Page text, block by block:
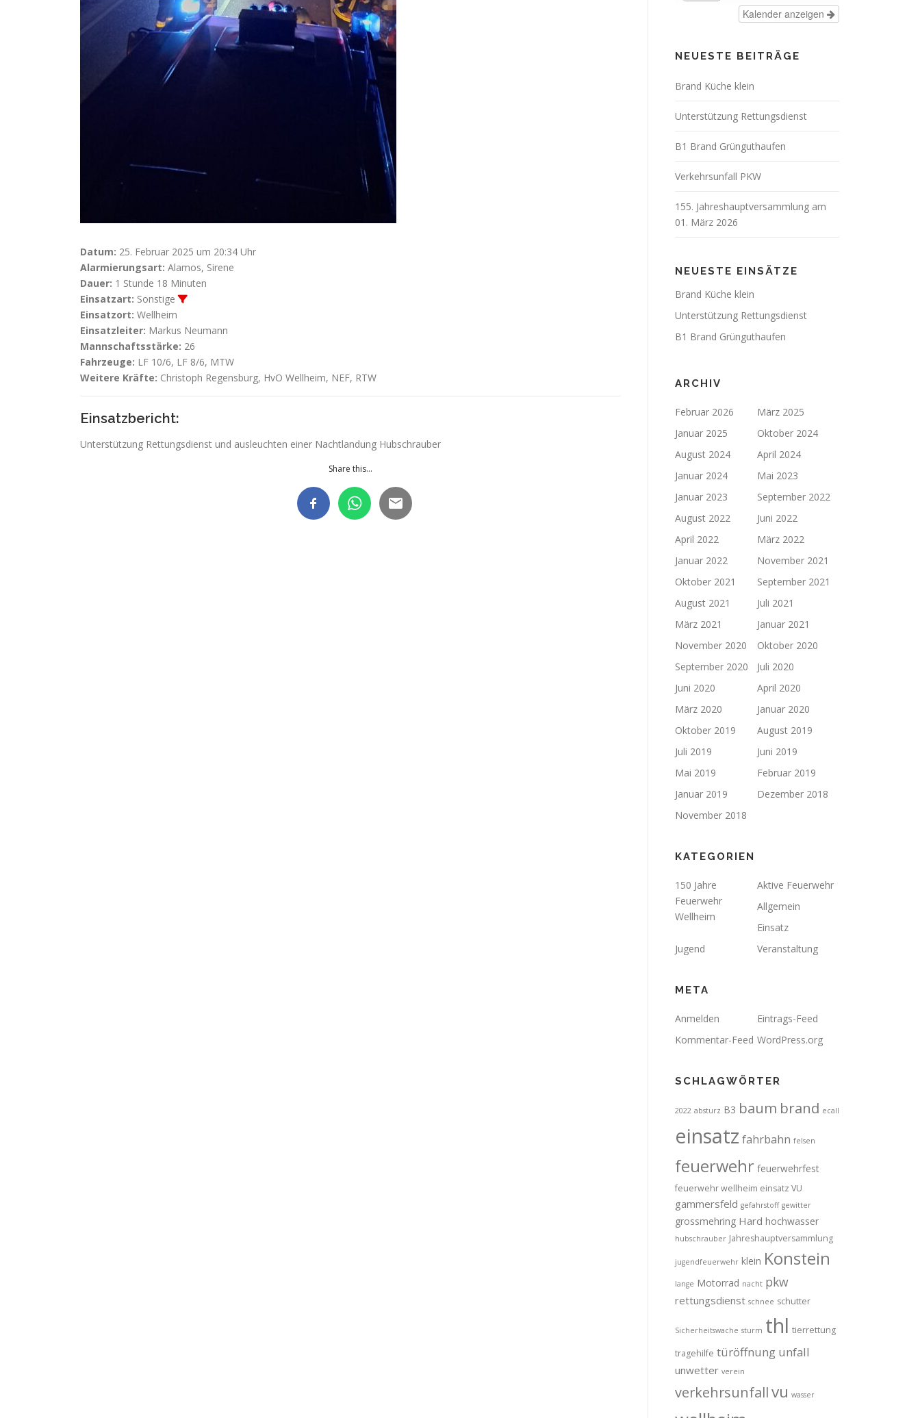
Datum: 25. Februar 2025 um 20:34 Uhr
Alarmierungsart: Alamos, Sirene
Dauer: 1 Stunde 18 Minuten
Einsatzart: Sonstige
Einsatzort: Wellheim
Einsatzleiter: Markus Neumann
Mannschaftsstärke: 26
Fahrzeuge: LF 10/6, LF 8/6, MTW
Weitere Kräfte: Christoph Regensburg, HvO Wellheim, NEF, RTW
Einsatzbericht:
Unterstützung Rettungsdienst und ausleuchten einer Nachtlandung Hubschrauber
Share this...
Kalender anzeigen
NEUESTE BEITRÄGE
Brand Küche klein
Unterstützung Rettungsdienst
B1 Brand Grünguthaufen
Verkehrsunfall PKW
155. Jahreshauptversammlung am
01. März 2026
NEUESTE EINSÄTZE
Brand Küche klein
Unterstützung Rettungsdienst
B1 Brand Grünguthaufen
ARCHIV
Februar 2026
März 2025
Januar 2025
Oktober 2024
August 2024
April 2024
Januar 2024
Mai 2023
Januar 2023
September 2022
August 2022
Juni 2022
April 2022
März 2022
Januar 2022
November 2021
Oktober 2021
September 2021
August 2021
Juli 2021
März 2021
Januar 2021
November 2020
Oktober 2020
September 2020
Juli 2020
Juni 2020
April 2020
März 2020
Januar 2020
Oktober 2019
August 2019
Juli 2019
Juni 2019
Mai 2019
Februar 2019
Januar 2019
Dezember 2018
November 2018
KATEGORIEN
150 Jahre
Feuerwehr
Wellheim
Aktive Feuerwehr
Allgemein
Einsatz
Jugend
Veranstaltung
META
Anmelden
Eintrags-Feed
Kommentar-Feed WordPress.org
SCHLAGWÖRTER
2022 absturz B3 baum brand ecall
einsatz fahrbahn felsen
feuerwehr feuerwehrfest
feuerwehr wellheim einsatz VU
gammersfeld gefahrstoff gewitter
grossmehring Hard hochwasser
hubschrauber Jahreshauptversammlung
jugendfeuerwehr klein Konstein
lange Motorrad nacht pkw
rettungsdienst schnee schutter
Sicherheitswache sturm thl tierrettung
tragehilfe türöffnung unfall
unwetter verein
verkehrsunfallvu wasser